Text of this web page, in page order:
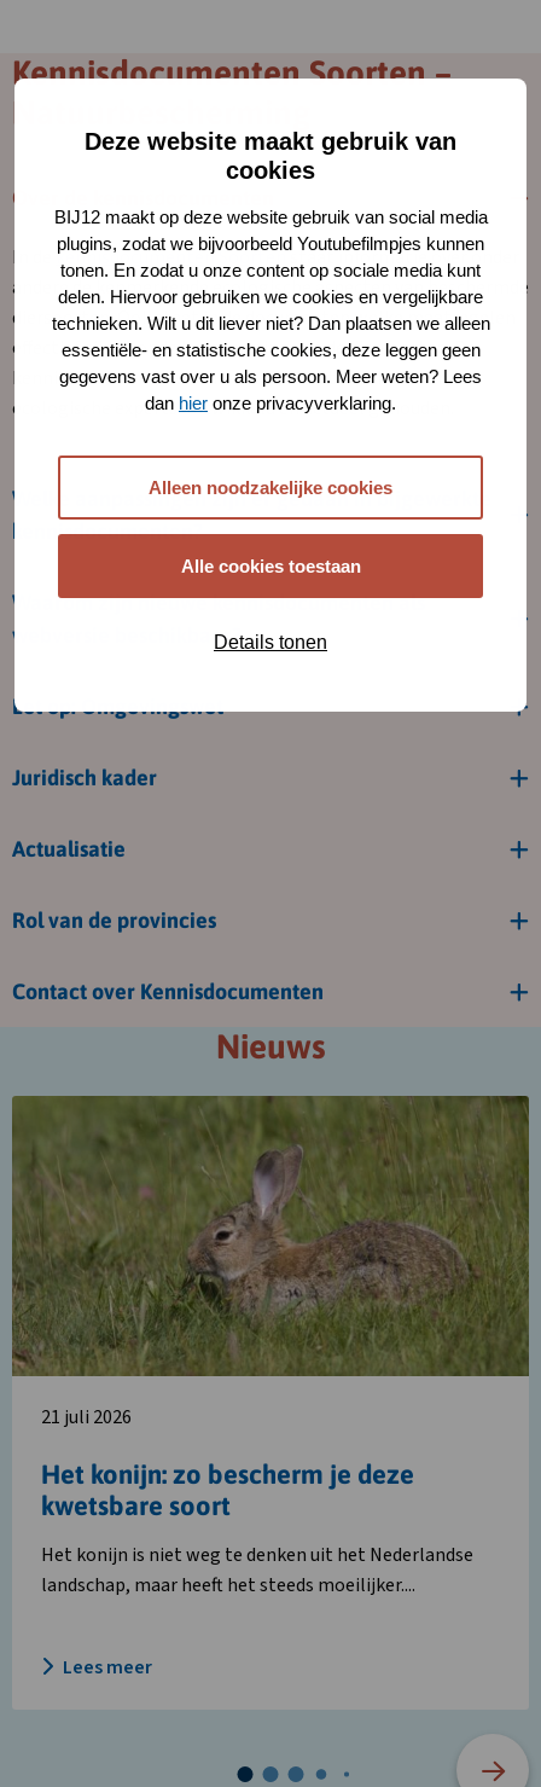
Deze website maakt gebruik van
cookies
BIJ12 maakt op deze website gebruik van social media
plugins, zodat we bijvoorbeeld Youtubefilmpjes kunnen
tonen. En zodat u onze content op sociale media kunt
delen. Hiervoor gebruiken we cookies en vergelijkbare
technieken. Wilt u dit liever niet? Dan plaatsen we alleen
essentiële- en statistische cookies, deze leggen geen
gegevens vast over u als persoon. Meer weten? Lees
dan hier onze privacyverklaring.
Alleen noodzakelijke cookies
Alle cookies toestaan
Details tonen
Kennisdocumenten Soorten –
Over de kennisdocumenten
In de kennisdocumenten Soortenstaat informatie over onder
andere de kenmerkende ecologische aspecten van beschermde
diersoorten. Ook staat in de documenten welke maatregelen
effectief zijn voor de bescherming van de diersoorten. De
kennisdocumenten worden samen met provincies en
ecologische experts ontwikkeld en actueel gehouden.
Welke aanpassingen zijn er gedaan in bijgewerkte
kennisdocumenten?
Waarom zijn nieuwe kennisdocumenten als
webversie beschikbaar?
Let op: Omgevingswet
Juridisch kader
Actualisatie
Rol van de provincies
Contact over Kennisdocumenten
Nieuws
Het konijn: zo bescherm je deze
kwetsbare soort
21 juli 2026
Het konijn is niet weg te denken uit het Nederlandse
landschap, maar heeft het steeds moeilijker....
Lees meer
over
Het
konijn:
zo
bescherm
je
deze
kwetsbare